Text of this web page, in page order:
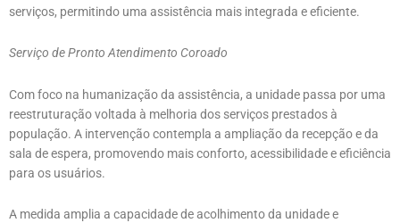
serviços, permitindo uma assistência mais integrada e eficiente.
Serviço de Pronto Atendimento Coroado
Com foco na humanização da assistência, a unidade passa por uma
reestruturação voltada à melhoria dos serviços prestados à
população. A intervenção contempla a ampliação da recepção e da
sala de espera, promovendo mais conforto, acessibilidade e eficiência
para os usuários.
A medida amplia a capacidade de acolhimento da unidade e